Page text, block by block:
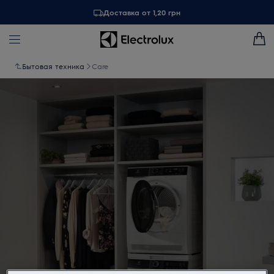
Доставка от 1,20 грн
Бытовая техника Care